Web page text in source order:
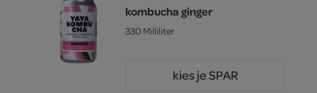
kombucha ginger
330 Milliliter
kies je SPAR